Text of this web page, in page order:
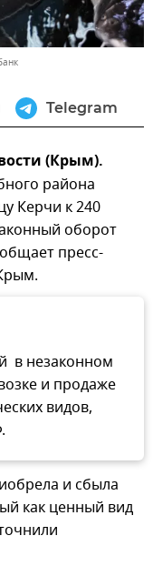
Telegram
(Крым).
района
Керчи к 240
оборот
пресс-
в незаконном
и продаже
видов,
и сбыла
как ценный вид